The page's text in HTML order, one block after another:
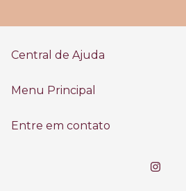
Central de Ajuda
Menu Principal
Entre em contato